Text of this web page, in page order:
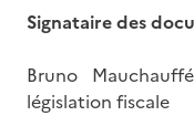
Signataire des
Bruno
législation fiscale